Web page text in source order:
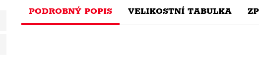
PODROBNÝ POPIS VELIKOSTNÍ TABULKA